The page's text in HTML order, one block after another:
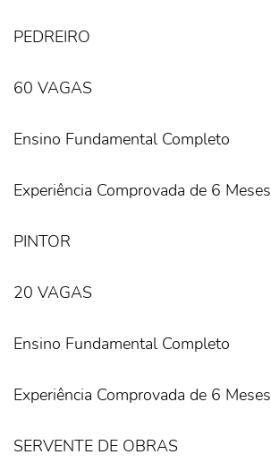
PEDREIRO
60 VAGAS
Ensino Fundamental Completo
Experiência Comprovada de 6 Meses
PINTOR
20 VAGAS
Ensino Fundamental Completo
Experiência Comprovada de 6 Meses
SERVENTE DE OBRAS